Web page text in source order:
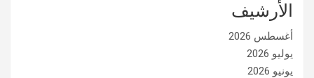
الأرشيف
أغسطس 2026
يوليو 2026
يونيو 2026